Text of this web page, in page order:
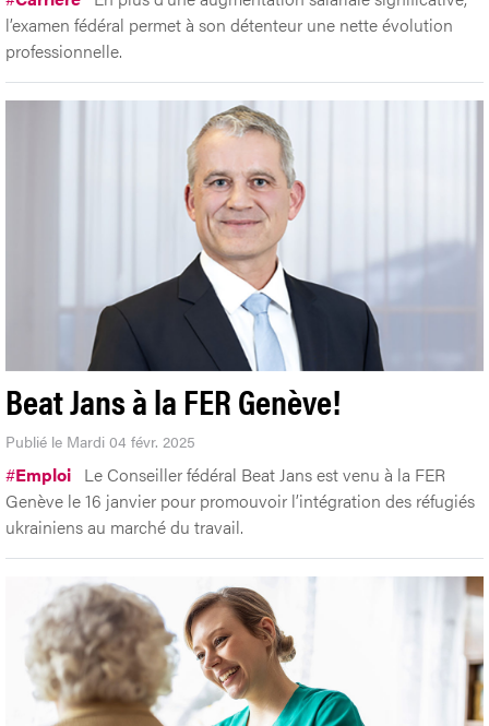
l’examen fédéral permet à son détenteur une nette évolution
professionnelle.
Beat Jans à la FER Genève!
Publié le Mardi 04 févr. 2025
#Emploi Le Conseiller fédéral Beat Jans est venu à la FER
Genève le 16 janvier pour promouvoir l’intégration des réfugiés
ukrainiens au marché du travail.